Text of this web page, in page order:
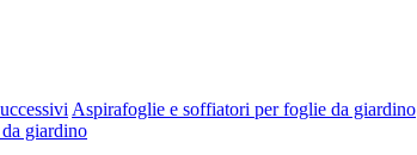
Aspirafoglie e soffiatori per foglie da giardino
giardino